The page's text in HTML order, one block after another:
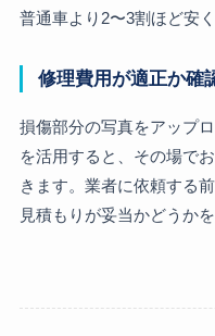
普通車より2〜3割ほど安
修理費用が適正か確
損傷部分の写真をアップ
を活用すると、その場で
きます。業者に依頼する
見積もりが妥当かどうか